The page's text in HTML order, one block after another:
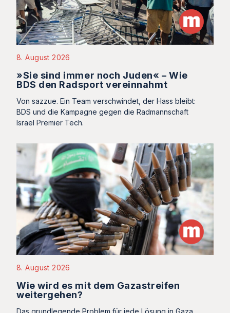
8. August 2026
»Sie sind immer noch Juden« – Wie
BDS den Radsport vereinnahmt
Von sazzue. Ein Team verschwindet, der Hass bleibt:
BDS und die Kampagne gegen die Radmannschaft
Israel Premier Tech.
8. August 2026
Wie wird es mit dem Gazastreifen
weitergehen?
Das grundlegende Problem für jede Lösung in Gaza